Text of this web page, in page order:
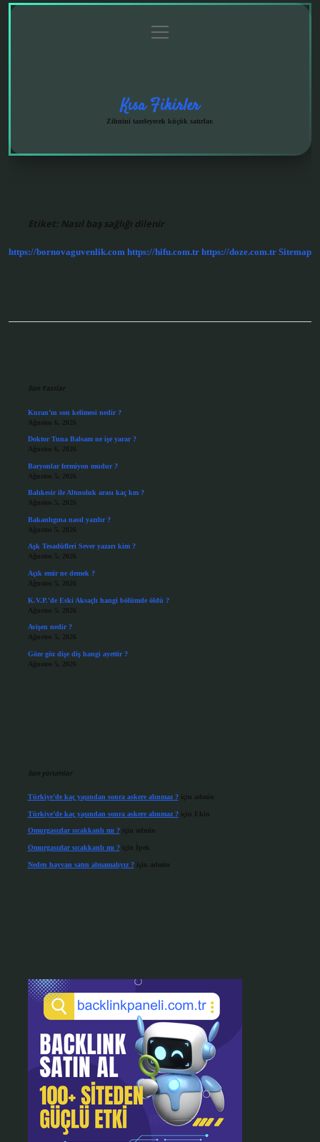
menüyü
aç
Kısa Fikirler
Zihnini tazeleyecek küçük satırlar.
Etiket: Nasıl baş sağlığı dilenir
https://bornovaguvenlik.com https://hifu.com.tr https://doze.com.tr Sitemap
Son Yazılar
Kuran’ın son kelimesi nedir ?
Ağustos 6, 2026
Doktor Tuna Balsam ne işe yarar ?
Ağustos 6, 2026
Baryonlar fermiyon mudur ?
Ağustos 5, 2026
Balıkesir ile Altınoluk arası kaç km ?
Ağustos 5, 2026
Bakanlıgına nasıl yazılır ?
Ağustos 5, 2026
Aşk Tesadüfleri Sever yazarı kim ?
Ağustos 5, 2026
Açık emir ne demek ?
Ağustos 5, 2026
K.V.P.’de Eski Aksaçlı hangi bölümde öldü ?
Ağustos 5, 2026
Avişen nedir ?
Ağustos 5, 2026
Göze göz dişe diş hangi ayettir ?
Ağustos 5, 2026
Son yorumlar
Türkiye’de kaç yaşından sonra askere alınmaz ?için admin
Türkiye’de kaç yaşından sonra askere alınmaz ?için Ekin
Omurgasızlar sıcakkanlı mı ?için admin
Omurgasızlar sıcakkanlı mı ?için İpek
Neden hayvan satın almamalıyız ?için admin